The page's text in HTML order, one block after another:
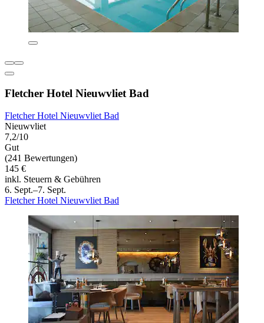
Fletcher Hotel Nieuwvliet Bad
Fletcher Hotel Nieuwvliet Bad
Nieuwvliet
7,2/10
Gut
(241 Bewertungen)
145 €
inkl. Steuern & Gebühren
6. Sept.–7. Sept.
Fletcher Hotel Nieuwvliet Bad